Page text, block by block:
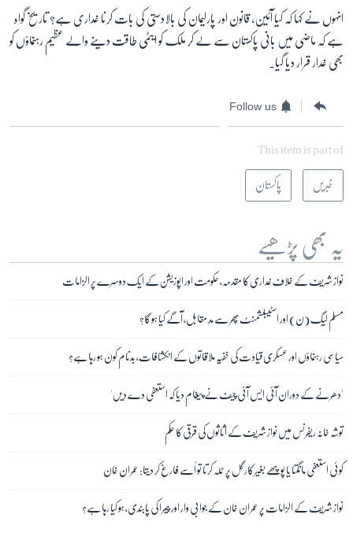
انہوں نے کہا کہ کیا آئین، قانون اور پارلیمان کی بالادستی کی بات کرنا غداری ہے؟ تاریخ گواہ
ہے کہ ماضی میں بانی پاکستان سے لے کر ملک کو ایٹمی طاقت دینے والے عظیم رہنماؤں کو
بھی غدار قرار دیا گیا۔
Follow us
This item is part of
خبریں پاکستان
یہ بھی پڑھیے
نواز شریف کے خلاف غداری کا مقدمہ، حکومت اور اپوزیشن کے ایک دوسرے پر الزامات
مسلم لیگ (ن) اور اسٹیبلشمنٹ پھر سے مدِ مقابل، آگے کیا ہو گا؟
سیاسی رہنماؤں اور عسکری قیادت کی خفیہ ملاقاتوں کے انکشافات، بدنام کون ہو رہا ہے؟
'دھرنے کے دوران آئی ایس آئی چیف نے پیغام دیا کہ استعفی دے دیں'
توشہ خانہ ریفرنس میں نواز شریف کے اثاثوں کی قرقی کا حکم
کوئی استعفی مانگتا یا پوچھے بغیر کارگل پر حملہ کرتا تو اُسے فارغ کر دیتا: عمران خان
نواز شریف کے الزامات پر عمران خان کے جوابی وار اور پیمرا کی پابندی، ہو کیا رہا ہے؟